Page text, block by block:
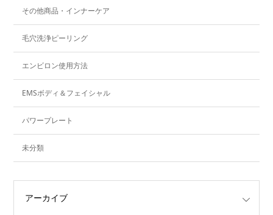
その他商品・インナーケア
毛穴洗浄ピーリング
エンビロン使用方法
EMSボディ＆フェイシャル
パワープレート
未分類